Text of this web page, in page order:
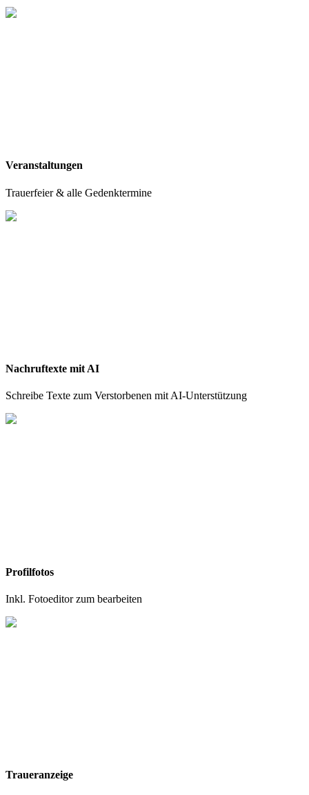
Veranstaltungen
Trauerfeier & alle Gedenktermine
Nachruftexte mit AI
Schreibe Texte zum Verstorbenen mit AI-Unterstützung
Profilfotos
Inkl. Fotoeditor zum bearbeiten
Traueranzeige